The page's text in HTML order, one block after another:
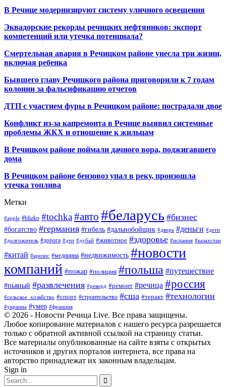
В Речице модернизируют систему уличного освещения
Эквадорские рекорды речицких нефтяников: экспорт
компетенций или утечка потенциала?
Смертельная авария в Речицком районе унесла три жизни,
включая ребенка
Бывшего главу Речицкого района приговорили к 7 годам
колонии за фальсификацию отчетов
ДТП с участием фуры в Речицком районе: пострадали двое
Конфликт из-за капремонта в Речице выявил системные
проблемы ЖКХ и отношение к жильцам
В Речицком районе поймали дачного вора, поджигавшего
дома
В Речицком районе бензовоз упал в реку, произошла
утечка топлива
Метки
#apple #blizko #tochka#авто #беларусь #бизнес
#богатство #германия #гибель #дальнобойщик #дверь #деньги #дети
#долгожитель #дорога #дтп #дубай #животное #здоровье #испания #казахстан
#китай #кризис #медицина #недвижимость #новости
компаний #пожар #полиция #польша #путешествие
#пьяный #развлечения #рекорд #ремонт #речица #россия
#сельское_хозяйство #спорт #строительство #сша #теракт #технологии
#украина #умер #франция
© 2026 - Новости Речица Live. Все права защищены.
Любое копирование материалов с нашего ресурса разрешается
только с обратной активной ссылкой на страницу статьи.
Все материалы опубликованные на сайте взяты с открытых
источников и других порталов интернета, все права на
авторство принадлежат их законным владельцам.
Sign in